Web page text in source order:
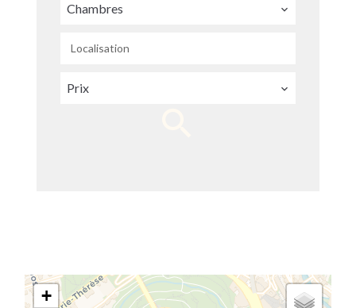
Chambres
Localisation
Prix
+